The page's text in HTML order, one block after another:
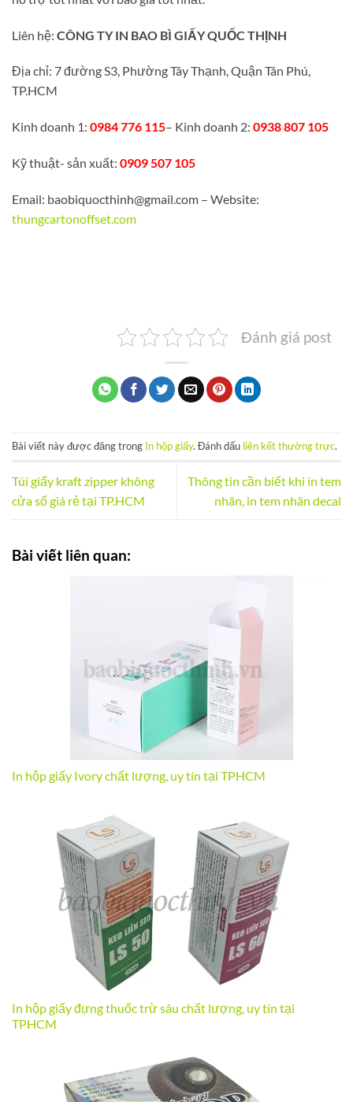
Liên hệ: CÔNG TY IN BAO BÌ GIẤY QUỐC THỊNH
Địa chỉ: 7 đường S3, Phường Tây Thạnh, Quận Tân Phú,
TP.HCM
Kinh doanh 1: 0984 776 115– Kinh doanh 2: 0938 807 105
Kỹ thuật- sản xuất: 0909 507 105
Email: baobiquocthinh@gmail.com – Website:
thungcartonoffset.com
Đánh giá post
Bài viết này được đăng trong In hộp giấy. Đánh dấu liên kết thường trực.
Túi giấy kraft zipper không
cửa sổ giá rẻ tại TP.HCM
Thông tin cần biết khi in tem
nhãn, in tem nhãn decal
Bài viết liên quan:
In hộp giấy Ivory chất lượng, uy tín tại TPHCM
In hộp giấy đựng thuốc trừ sâu chất lượng, uy tín tại
TPHCM